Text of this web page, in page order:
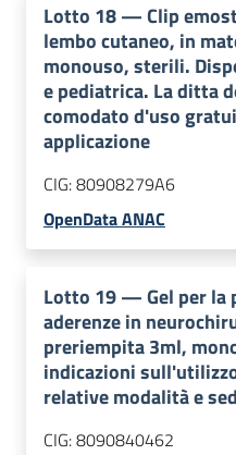
Lotto 18—Clip
lembo cutaneo, in
monouso, sterili.
e pediatrica. La ditta
comodato d'uso
applicazione
CIG:80908279A6
OpenData ANAC
Lotto 19—Gel per la
aderenze in
preriempita 3ml,
indicazioni
relative modalità e
CIG:8090840462